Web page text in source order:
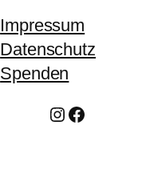
Impressum
Datenschutz
Spenden
Instagram Facebook